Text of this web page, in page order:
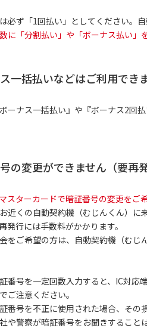
必ず「1回払い」としてください。
に「分割払い」や「ボーナス払い」
一括払いなどはご利用でき
ーナス一括払い』や『ボーナス2回
の変更ができません（要再発
スターカードで暗証番号の変更をご
近くの自動契約機（むじんくん）
発行には手数料がかかります。
をご希望の方は、自動契約機（む
番号を一定回数入力すると、IC対応
ご注意ください。
番号を不正に使用された場合、その
や警察が暗証番号をお聞きすること